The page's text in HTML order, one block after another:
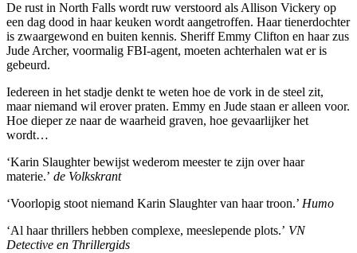
De rust in North Falls wordt ruw verstoord als Allison Vickery op
een dag dood in haar keuken wordt aangetroffen. Haar tienerdochter
is zwaargewond en buiten kennis. Sheriff Emmy Clifton en haar zus
Jude Archer, voormalig FBI-agent, moeten achterhalen wat er is
gebeurd.
Iedereen in het stadje denkt te weten hoe de vork in de steel zit,
maar niemand wil erover praten. Emmy en Jude staan er alleen voor.
Hoe dieper ze naar de waarheid graven, hoe gevaarlijker het
wordt…
‘Karin Slaughter bewijst wederom meester te zijn over haar
materie.’ de Volkskrant
‘Voorlopig stoot niemand Karin Slaughter van haar troon.’ Humo
‘Al haar thrillers hebben complexe, meeslepende plots.’ VN
Detective en Thrillergids